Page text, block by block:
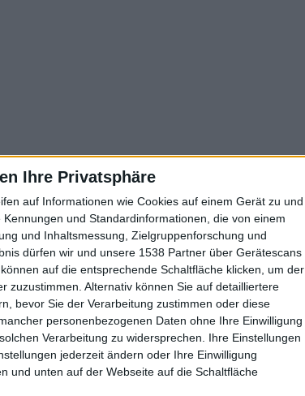
Ihre Privatsphäre
auf Informationen wie Cookies auf einem Gerät zu und
und Standardinformationen, die von einem
und Inhaltsmessung, Zielgruppenforschung und
dürfen wir und unsere 1538 Partner über Gerätescans
auf die entsprechende Schaltfläche klicken, um der
zuzustimmen. Alternativ können Sie auf detailliertere
bevor Sie der Verarbeitung zustimmen oder diese
personenbezogenen Daten ohne Ihre Einwilligung
Verarbeitung zu widersprechen. Ihre Einstellungen
jederzeit ändern oder Ihre Einwilligung
und unten auf der Webseite auf die Schaltfläche